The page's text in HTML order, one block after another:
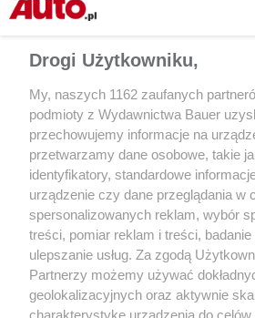
PORADY
Sposoby na tańszą polisę OC
Drogi Użytkowniku,
My, naszych 1162 zaufanych
podmioty z Wydawnictwa Bauer
przechowujemy informacje na
przetwarzamy dane osobowe, takie
identyfikatory, standardowe
urządzenie czy dane przeglądania w
spersonalizowanych reklam, wybór
treści, pomiar reklam i treści,
ulepszanie usług. Za zgodą
Partnerzy możemy używać
geolokalizacyjnych oraz aktywnie
charakterystykę urządzenia do celów